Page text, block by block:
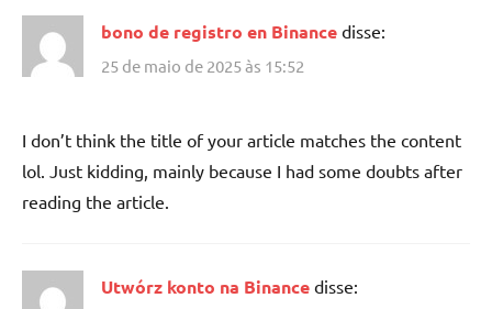
bono de registro en Binance disse:
25 de maio de 2025 às 15:52
I don’t think the title of your article matches the content
lol. Just kidding, mainly because I had some doubts after
reading the article.
Utwórz konto na Binance disse: